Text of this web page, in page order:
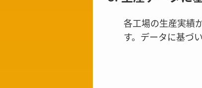
各工場の生産実績
す。データに基づ